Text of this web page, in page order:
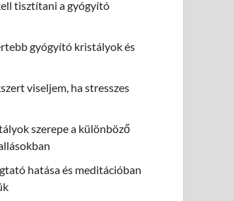
tisztítani a gyógyító
gyógyító kristályok és
viseljem, ha stresszes
szerepe a különböző
hatása és meditációban